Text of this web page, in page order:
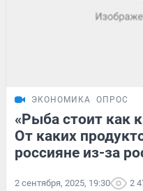
ЭКОНОМИКА ОПРОС
«Рыба стоит как
От каких
россияне из-за
2 сентября, 2025, 19:30 2